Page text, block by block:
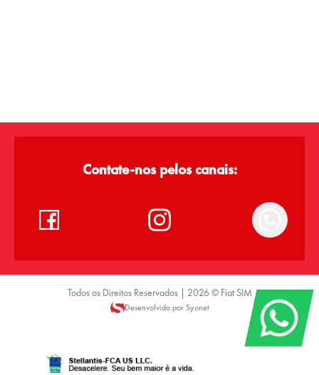
Contate-nos pelos canais:
Todos os Direitos Reservados | 2026 © Fiat SIM
Desenvolvido por Syonet